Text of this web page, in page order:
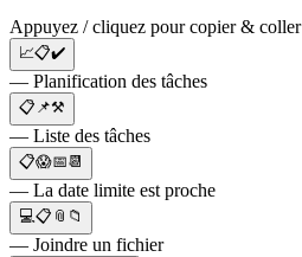
Appuyez / cliquez pour copier & coller
📈📋✔️
— Planification des tâches
📋📌⚒️
— Liste des tâches
📋😱📅📆
— La date limite est proche
💻📋📎📁
— Joindre un fichier